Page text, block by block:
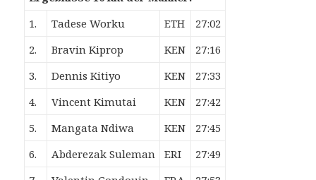
1.
Tadese Worku ETH
27:02
2.
Bravin Kiprop KEN
27:16
3.
Dennis Kitiyo KEN
27:33
4.
Vincent Kimutai KEN
27:42
5.
Mangata Ndiwa KEN
27:45
6.
Abderezak Suleman ERI
27:49